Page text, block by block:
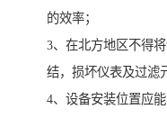
的效率；
3、在北方地区不得
结，损坏仪表及过滤
4、设备安装位置应